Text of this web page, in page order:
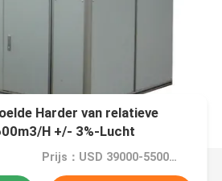
Harder van relatieve
H +/- 3%-Lucht
Prijs：USD 39000-55000 dollar